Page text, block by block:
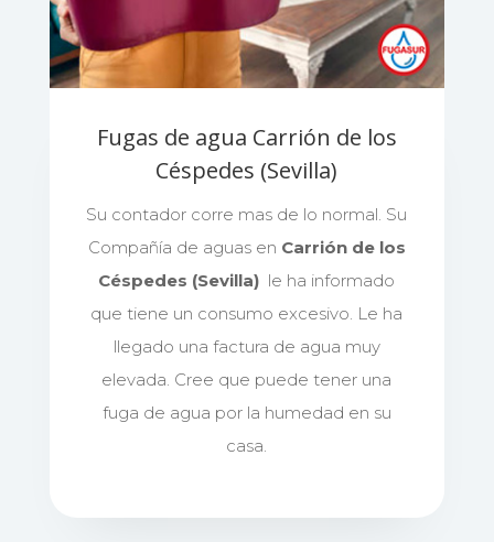
Fugas de agua Carrión de los
Céspedes (Sevilla)
Su contador corre mas de lo normal. Su
Compañía de aguas en Carrión de los
Céspedes (Sevilla) le ha informado
que tiene un consumo excesivo. Le ha
llegado una factura de agua muy
elevada. Cree que puede tener una
fuga de agua por la humedad en su
casa.